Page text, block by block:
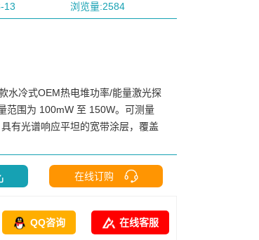
13 浏览量:2584
水冷式OEM热电堆功率/能量激光探
范围为 100mW 至 150W。可测量
有光谱响应平坦的宽带涂层，覆盖
在线订购
QQ咨询 在线客服